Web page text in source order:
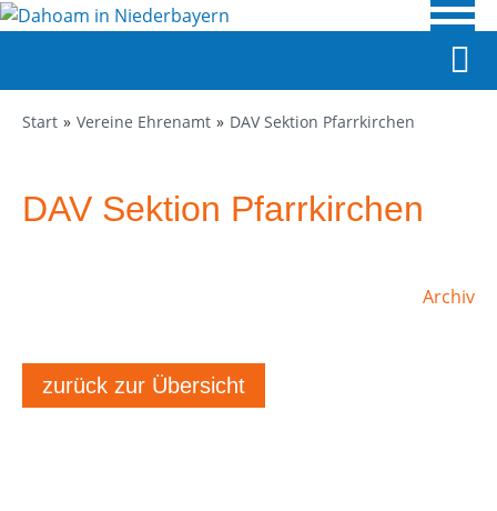
Start Vereine Ehrenamt DAV Sektion Pfarrkirchen
DAV Sektion Pfarrkirchen
Archiv
zurück zur Übersicht